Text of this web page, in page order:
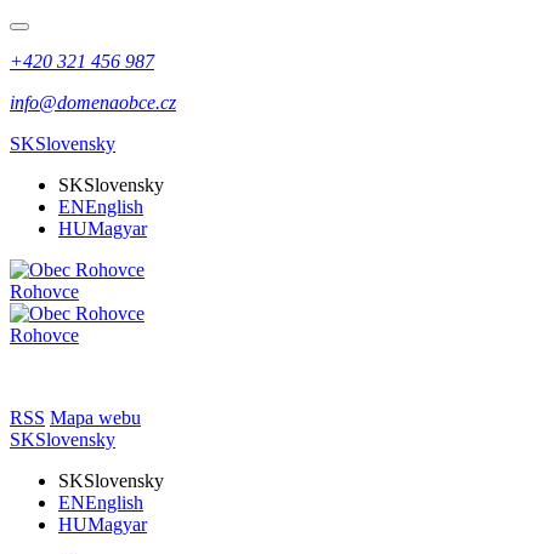
+420 321 456 987
info@domenaobce.cz
SKSlovensky
SKSlovensky
ENEnglish
HUMagyar
Rohovce
Rohovce
RSS Mapa webu
SKSlovensky
SKSlovensky
ENEnglish
HUMagyar